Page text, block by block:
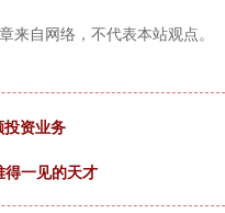
来自网络，不代表本站观点。
资业务
一见的天才